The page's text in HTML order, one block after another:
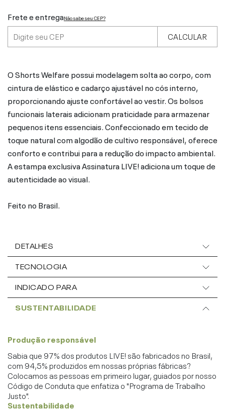
Frete e entregaNão sabe seu CEP?
CALCULAR
O Shorts Welfare possui modelagem solta ao corpo, com
cintura de elástico e cadarço ajustável no cós interno,
proporcionando ajuste confortável ao vestir. Os bolsos
funcionais laterais adicionam praticidade para armazenar
pequenos itens essenciais. Confeccionado em tecido de
toque natural com algodão de cultivo responsável, oferece
conforto e contribui para a redução do impacto ambiental.
A estampa exclusiva Assinatura LIVE! adiciona um toque de
autenticidade ao visual.
Feito no Brasil.
DETALHES
TECNOLOGIA
INDICADO PARA
SUSTENTABILIDADE
Produção responsável
Sabia que 97% dos produtos LIVE! são fabricados no Brasil,
com 94,5% produzidos em nossas próprias fábricas?
Colocamos as pessoas em primeiro lugar, guiados por nosso
Código de Conduta que enfatiza o "Programa de Trabalho
Justo".
Sustentabilidade